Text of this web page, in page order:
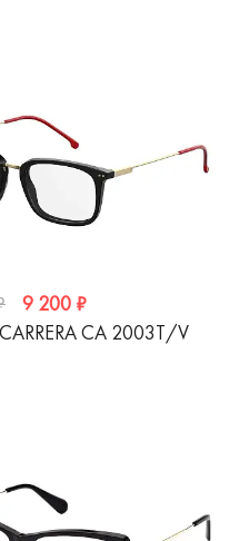
9 200 ₽
CA 2003T/V